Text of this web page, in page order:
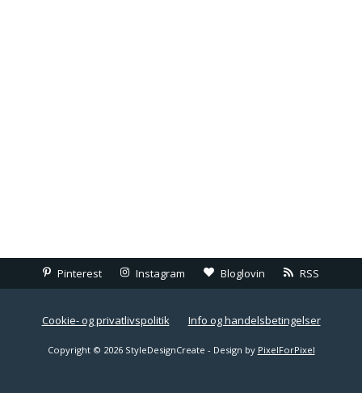
Pinterest Instagram Bloglovin RSS
Cookie- og privatlivspolitik Info og handelsbetingelser
Copyright © 2026 StyleDesignCreate - Design by PixelForPixel